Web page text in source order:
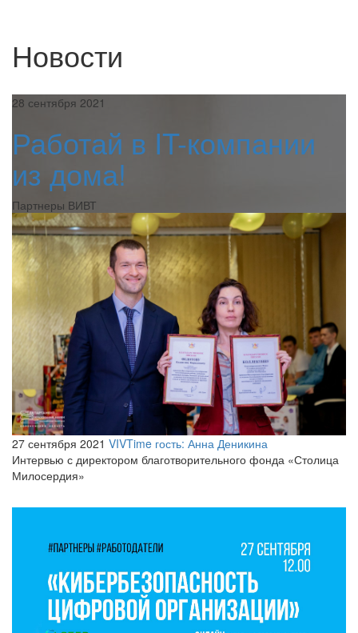
Новости
28 сентября 2021
Работай в IT-компании
из дома!
Партнеры ВИВТ
27 сентября 2021 VIVTime гость: Анна Деникина
Интервью с директором благотворительного фонда «Столица
Милосердия»